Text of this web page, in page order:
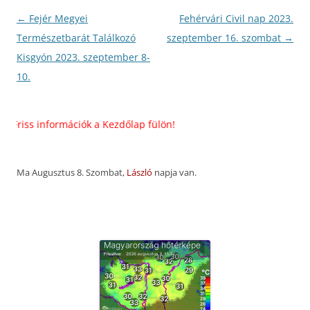
Bejegyzés
navigáció
← Fejér Megyei
Természetbarát Találkozó
Kisgyón 2023. szeptember 8-
10.
Fehérvári Civil nap 2023.
szeptember 16. szombat →
információk a Kezdőlap fülön!
Ma Augusztus 8. Szombat, László napja van.